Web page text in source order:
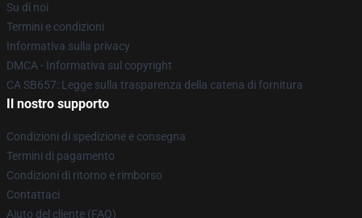
Su di noi
Termini e condizioni
Informativa sulla privacy
DMCA - Informativa sul copyright
CA SB657: Legge sulla trasparenza della catena di fornitura
Il nostro supporto
Condizioni di spedizione e consegna
Termini di pagamento
Condizioni di ritorno e rimborso
Contattaci
Aiuto del cliente (FAQ)